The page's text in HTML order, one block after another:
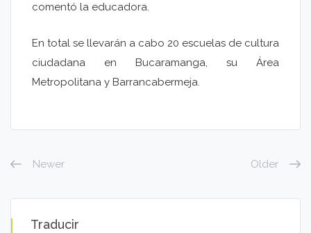
comentó la educadora.
En total se llevarán a cabo 20 escuelas de cultura
ciudadana en Bucaramanga, su Área
Metropolitana y Barrancabermeja.
Newer Older
Traducir